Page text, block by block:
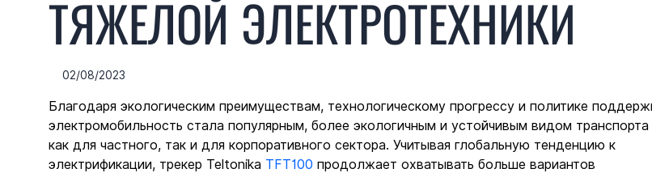
ТЯЖЕЛОЙ ЭЛЕКТРОТЕХНИКИ
02/08/2023
Благодаря экологическим преимуществам, технологическому прогрессу и политике
электромобильность стала популярным, более экологичным и устойчивым видом транспорта
как для частного, так и для корпоративного сектора. Учитывая глобальную тенденцию к
электрификации, трекер Teltonika TFT100 продолжает охватывать больше вариантов